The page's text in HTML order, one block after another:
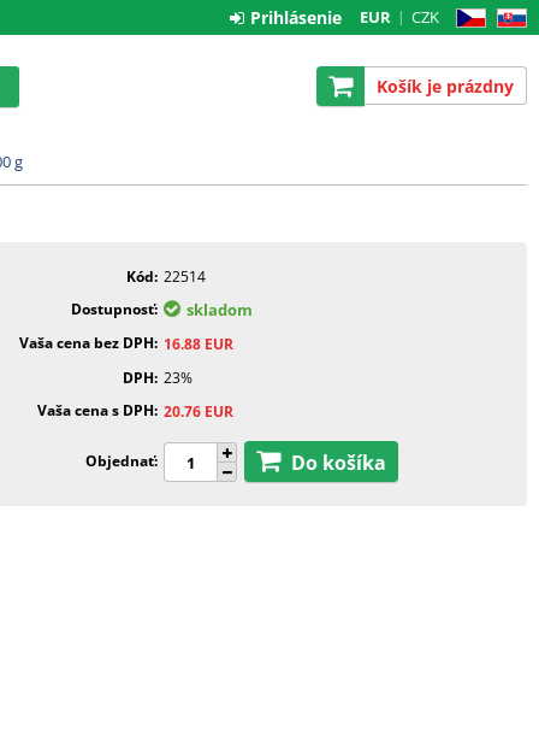
CZ SK
EUR CZK
Prihlásenie
Košík je prázdny
g
Kód 22514
Dostupnosť
skladom
Vaša cena bez DPH 16.88 EUR
DPH 23%
Vaša cena s DPH 20.76 EUR
Objednať Do košíka